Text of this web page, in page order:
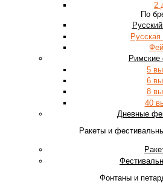
2
По
Русская
Римские
5
6
8
40
Дневные
Ракеты и
Фонтаны и